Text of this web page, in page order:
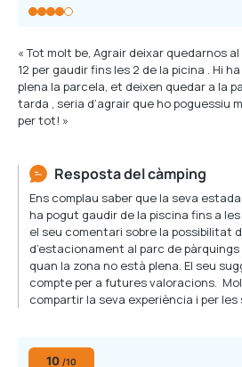
« Tot molt be, Agrair deixar quedarnos al parquing
12 per gaudir fins les 2 de la picina . Hi
plena la parcela, et deixen quedar a la
tarda , seria d’agrair que ho poguessiu modificar.
per tot! »
Resposta del càmping
Ens complau saber que la seva
ha pogut gaudir de la piscina fins a
el seu comentari sobre la possibilitat
d’estacionament al parc de
quan la zona no està plena. El seu
compte per a futures valoracions.
compartir la seva experiència i per les
10 /10